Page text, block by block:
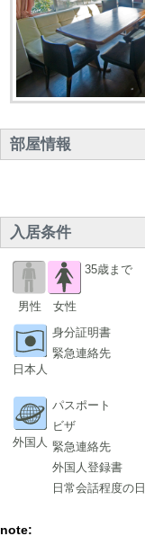
部屋情報
入居条件
男性 女性
35歳まで
日本人
身分証明書
緊急連絡先
外国人
パスポート
ビザ
緊急連絡先
外国人登録書
日常会話程度の
note: